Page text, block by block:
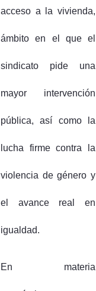
acceso a la vivienda,
ámbito en el que el
sindicato pide una
mayor intervención
pública, así como la
lucha firme contra la
violencia de género y
el avance real en
igualdad.
En materia